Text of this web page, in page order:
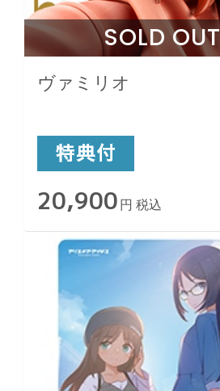
SOLD OUT
ヴァミリオ
20,900 円 税込